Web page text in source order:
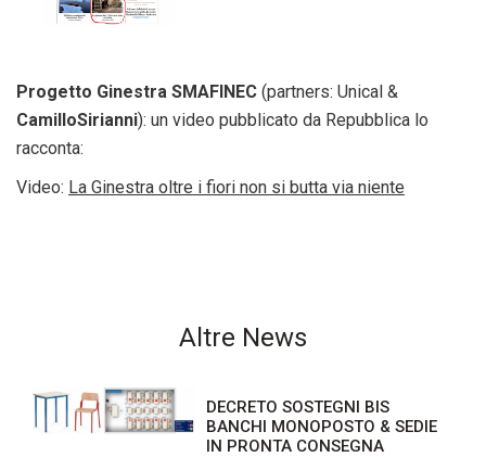
Progetto Ginestra SMAFINEC (partners: Unical &
CamilloSirianni): un video pubblicato da Repubblica lo
racconta:
Video: La Ginestra oltre i fiori non si butta via niente
Altre News
DECRETO SOSTEGNI BIS
BANCHI MONOPOSTO & SEDIE
IN PRONTA CONSEGNA